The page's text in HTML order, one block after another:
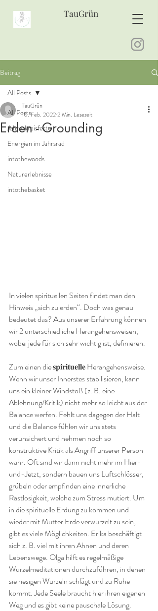
TauGrün
Beitrag
All Posts
Jahreskreisfeste
Energien im Jahrsrad
intothewoods
Naturerlebnisse
intothebasket
All Posts
Erden - Grounding
TauGrün
10. Feb. 20222 Min. Lesezeit
In vielen spirituellen Seiten findet man den
Hinweis „sich zu erden“. Doch was genau
bedeutet das? Aus unserer Erfahrung können
wir 2 unterschiedliche Herangehensweisen,
wobei jede für sich sehr wichtig ist, definieren.
Zum einen die 𝐬𝐩𝐢𝐫𝐢𝐭𝐮𝐞𝐥𝐥𝐞 Herangehensweise.
Wenn wir unser Innerstes stabilisieren, kann
uns ein kleiner Windstoß (z. B. eine
Ablehnung/Kritik) nicht mehr so leicht aus der
Balance werfen. Fehlt uns dagegen der Halt
und die Balance fühlen wir uns stets
verunsichert und nehmen noch so
konstruktive Kritik als Angriff unserer Person
wahr. Oft sind wir dann nicht mehr im Hier-
und-Jetzt, sondern bauen uns Luftschlösser,
grübeln oder empfinden eine innerliche
Rastlosigkeit, welche zum Stress mutiert. Um
in die spirituelle Erdung zu kommen und
wieder mit Mutter Erde verwurzelt zu sein,
gibt es viele Möglichkeiten. Erika beschäftigt
sich z. B. viel mit ihren Ahnen und deren
Lebenswege. Olga hilft es regelmäßige
Wurzelmeditationen durchzuführen, in denen
sie riesigen Wurzeln schlägt und zu Ruhe
kommt. Jede Seele braucht hier ihren eigenen
Weg und es gibt keine pauschale Lösung.